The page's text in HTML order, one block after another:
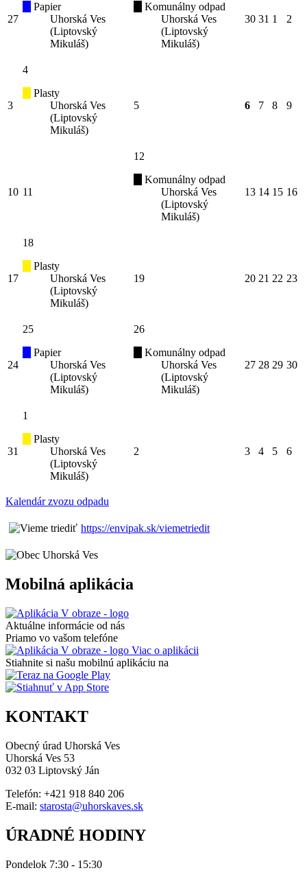
27
Papier
Uhorská Ves
(Liptovský
Mikuláš)
Komunálny odpad
Uhorská Ves
(Liptovský
Mikuláš)
30 31 1 2
3
4
Plasty
Uhorská Ves
(Liptovský
Mikuláš)
5 6 7 8 9
10 11
12
Komunálny odpad
Uhorská Ves
(Liptovský
Mikuláš)
13 14 15 16
17
18
Plasty
Uhorská Ves
(Liptovský
Mikuláš)
19 20 21 22 23
24
25
Papier
Uhorská Ves
(Liptovský
Mikuláš)
26
Komunálny odpad
Uhorská Ves
(Liptovský
Mikuláš)
27 28 29 30
31
1
Plasty
Uhorská Ves
(Liptovský
Mikuláš)
2 3 4 5 6
Kalendár zvozu odpadu
https://envipak.sk/viemetriedit
Mobilná aplikácia
Aktuálne informácie od nás
Priamo vo vašom telefóne
Viac o aplikácii
Stiahnite si našu mobilnú aplikáciu na
KONTAKT
Obecný úrad Uhorská Ves
Uhorská Ves 53
032 03 Liptovský Ján
Telefón: +421 918 840 206
E-mail: starosta@uhorskaves.sk
ÚRADNÉ HODINY
Pondelok 7:30 - 15:30